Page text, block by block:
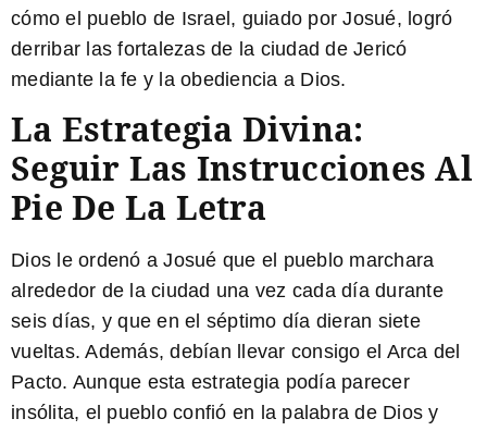
cómo el pueblo de Israel, guiado por Josué, logró
derribar las fortalezas de la ciudad de Jericó
mediante la fe y la obediencia a Dios.
La Estrategia Divina:
Seguir Las Instrucciones Al
Pie De La Letra
Dios le ordenó a Josué que el pueblo marchara
alrededor de la ciudad una vez cada día durante
seis días, y que en el séptimo día dieran siete
vueltas. Además, debían llevar consigo el Arca del
Pacto. Aunque esta estrategia podía parecer
insólita, el pueblo confió en la palabra de Dios y